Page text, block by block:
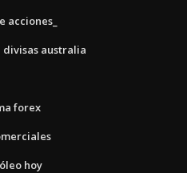
acciones_
australia
forex
hoy